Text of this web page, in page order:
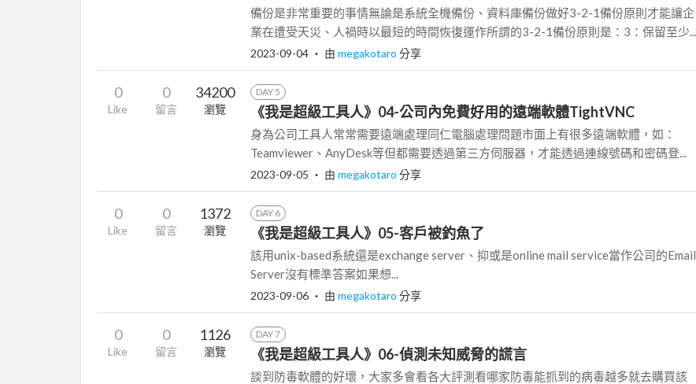
備份是非常重要的事情無論是系統全機備份、資料庫備份做好3-2-1備份原則才能讓企
業在遭受天災、人禍時以最短的時間恢復運作所謂的3-2-1備份原則是：3：保留至少...
2023-09-04 ‧ 由 megakotaro 分享
0
Like
0
留言
34200
瀏覽
DAY 5
《我是超級工具人》04-公司內免費好用的遠端軟體TightVNC
身為公司工具人常常需要遠端處理同仁電腦處理問題市面上有很多遠端軟體，如：
Teamviewer、AnyDesk等但都需要透過第三方伺服器，才能透過連線號碼和密碼登...
2023-09-05 ‧ 由 megakotaro 分享
0
Like
0
留言
1372
瀏覽
DAY 6
《我是超級工具人》05-客戶被釣魚了
該用unix-based系統還是exchange server、抑或是online mail service當作公司的Email
Server沒有標準答案如果想...
2023-09-06 ‧ 由 megakotaro 分享
0
Like
0
留言
1126
瀏覽
DAY 7
《我是超級工具人》06-偵測未知威脅的謊言
談到防毒軟體的好壞，大家多會看各大評測看哪家防毒能抓到的病毒越多就去購買該